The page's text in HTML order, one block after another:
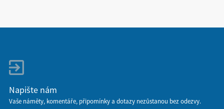
Napište nám
Vaše náměty, komentáře, připomínky a dotazy nezůstanou bez odezvy.